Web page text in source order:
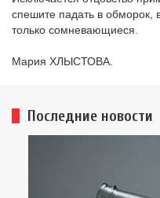
спешите падать в обморок,
только сомневающиеся.
Мария ХЛЫСТОВА.
Последние новости